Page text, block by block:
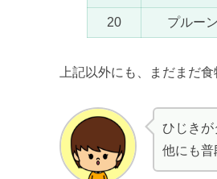
20 プルーン
上記以外にも、まだまだ
ひじきが
他にも普